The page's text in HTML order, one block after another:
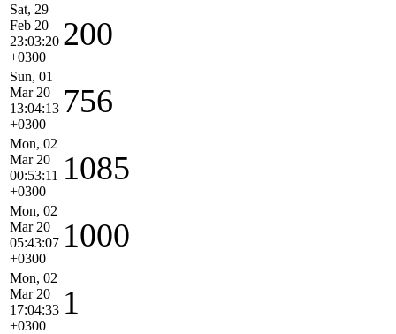
Sat, 29
Feb 20
23:03:20
+0300
200
Sun, 01
Mar 20
13:04:13
+0300
756
Mon, 02
Mar 20
00:53:11
+0300
1085
Mon, 02
Mar 20
05:43:07
+0300
1000
Mon, 02
Mar 20
17:04:33
+0300
1